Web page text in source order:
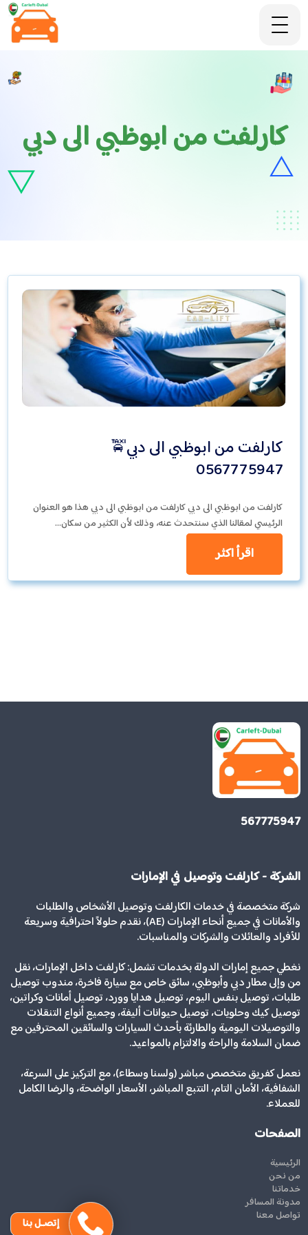
كارلفت من ابوظبي الى دبي
كارلفت من ابوظبي الى دبي🚖
0567775947
كارلفت من ابوظبي الى دبي كارلفت من ابوظبي الى دبي هذا هو العنوان
الرئيسي لمقالنا الذي سنتحدث عنه، وذلك لأن الكثير من سكان…
اقرأ اكثر
567775947
الشركة - كارلفت وتوصيل في الإمارات
شركة متخصصة في خدمات الكارلفت وتوصيل الأشخاص والطلبات
والأمانات في جميع أنحاء الإمارات (AE)، نقدم حلولاً احترافية وسريعة
للأفراد والعائلات والشركات والمناسبات.
نغطي جميع إمارات الدولة بخدمات تشمل: كارلفت داخل الإمارات، نقل
من وإلى مطار دبي وأبوظبي، سائق خاص مع سيارة فاخرة، مندوب توصيل
طلبات، توصيل بنفس اليوم، توصيل هدايا وورد، توصيل أمانات وكراتين،
توصيل كيك وحلويات، توصيل حيوانات أليفة، وجميع أنواع التنقلات
والتوصيلات اليومية والطارئة بأحدث السيارات والسائقين المحترفين مع
ضمان السلامة والراحة والالتزام بالمواعيد.
نعمل كفريق متخصص مباشر (ولسنا وسطاء)، مع التركيز على السرعة،
الشفافية، الأمان التام، التتبع المباشر، الأسعار الواضحة، والرضا الكامل
للعملاء.
الصفحات
الرئيسية
من نحن
خدماتنا
مدونة المسافر
تواصل معنا إتصـل بنا